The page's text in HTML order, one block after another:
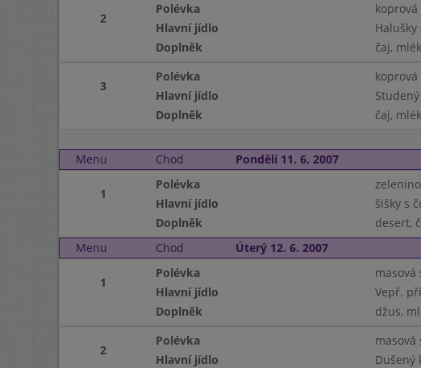
2
Polévka
koprová
Hlavní jídlo
Halušky
Doplněk
čaj,
3
Polévka
koprová
Hlavní jídlo
Doplněk
čaj,
Menu
Chod Pondělí 11. 6. 2007
1
Polévka
Hlavní jídlo
šišky s
Doplněk
desert,
Menu
Chod Úterý 12. 6. 2007
1
Polévka
masová
Hlavní jídlo
Vepř.
Doplněk
džus,
2
Polévka
masová
Hlavní jídlo
Dušený